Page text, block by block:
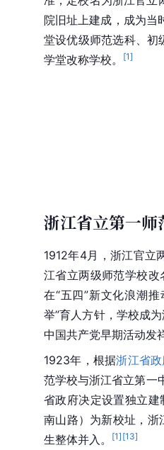
院旧址上建成，成为当
堂设优级师范选科、初
学堂改称学校。
[1]
浙江省立第一师
1912年4月，浙江官立
江省立两级师范学校改
在“五四”新文化浪潮
举”育人方针，学校成
中国共产党早期活动发
1923年，根据浙江省
范学校与浙江省立第一
省政府决定设置独立建
南山路）为新校址，
生整体并入。
[1] [13]